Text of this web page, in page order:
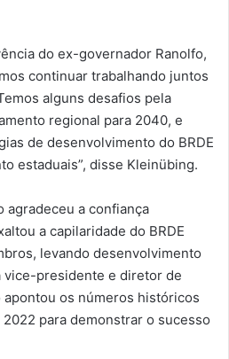
do ex-governador Ranolfo,
continuar trabalhando juntos
alguns desafios pela
regional para 2040, e
de desenvolvimento do BRDE
estaduais”, disse Kleinübing.
agradeceu a confiança
a capilaridade do BRDE
levando desenvolvimento
vice-presidente e diretor de
os números históricos
para demonstrar o sucesso